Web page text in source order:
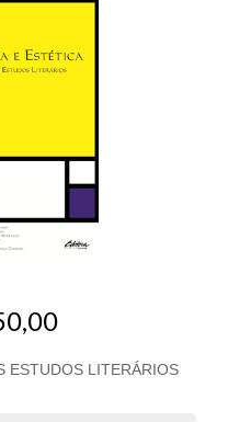
ESTUDOS LITERÁRIOS